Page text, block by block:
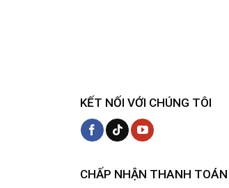
KẾT NỐI VỚI CHÚNG TÔI
CHẤP NHẬN THANH TOÁN